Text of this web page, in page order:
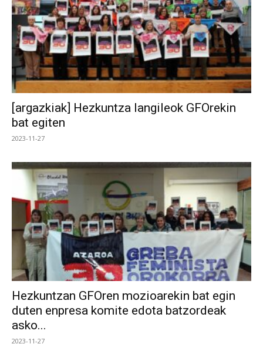
[argazkiak] Hezkuntza langileok GFOrekin
bat egiten
2023-11-27
Hezkuntzan GFOren mozioarekin bat egin
duten enpresa komite edota batzordeak
asko...
2023-11-27